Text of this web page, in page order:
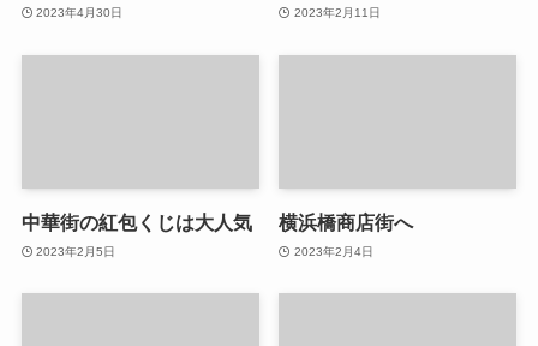
2023年4月30日 2023年2月11日
中華街の紅包くじは大人気
2023年2月5日
横浜橋商店街へ
2023年2月4日